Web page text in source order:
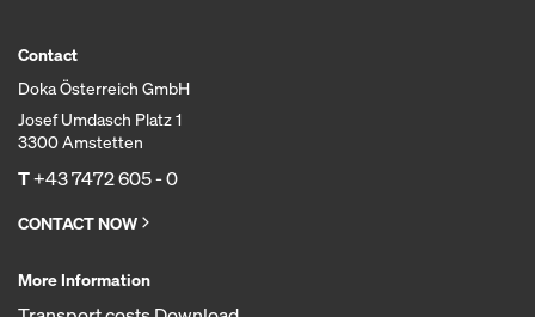
Contact
Doka Österreich GmbH
Josef Umdasch Platz 1
3300 Amstetten
T+43 7472 605 - 0
CONTACT NOW
More Information